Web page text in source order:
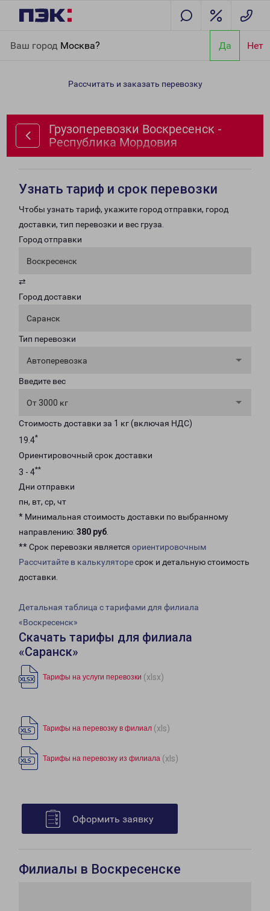
Ваш город Москва? Да Нет
Республика Мордовия
Рассчитать и заказать перевозку
Грузоперевозки Воскресенск -
Республика Мордовия
Узнать тариф и срок перевозки
Чтобы узнать тариф, укажите город отправки, город
доставки, тип перевозки и вес груза.
Город отправки
Воскресенск
⇄
Город доставки
Саранск
Тип перевозки
Автоперевозка
Введите вес
От 3000 кг
Стоимость доставки за 1 кг (включая НДС)
19.4*
Ориентировочный срок доставки
3 - 4**
Дни отправки
пн, вт, ср, чт
* Минимальная стоимость доставки по выбранному
направлению: 380 руб.
** Срок перевозки является ориентировочным
Рассчитайте в калькуляторесрок и детальную стоимость
доставки.
Детальная таблица с тарифами для филиала
«Воскресенск»
Скачать тарифы для филиала
«Саранск»
Тарифы на услуги перевозки (xlsx)
Тарифы на перевозку в филиал (xls)
Тарифы на перевозку из филиала (xls)
Оформить заявку
Филиалы в Воскресенске